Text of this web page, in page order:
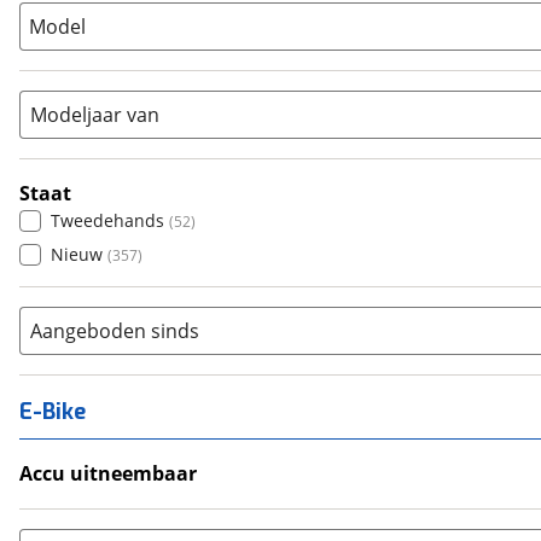
Tandem
Model
Modeljaar van
Staat
Tweedehands (52)
Nieuw (357)
Aangeboden sinds
E-Bike
Accu uitneembaar
Nee, vast (0)